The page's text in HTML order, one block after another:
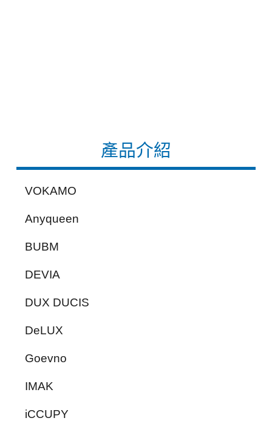
產品介紹
VOKAMO
Anyqueen
BUBM
DEVIA
DUX DUCIS
DeLUX
Goevno
IMAK
iCCUPY